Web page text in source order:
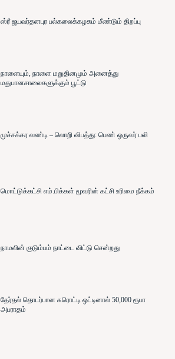
ஸ்ரீ ஜயவர்தனபுர பல்கலைக்கழகம் மீண்டும் திறப்பு
நாளையும், நாளை மறுதினமும் அனைத்து
மதுபானசாலைகளுக்கும் பூட்டு
முச்சக்கர வண்டி – லொறி விபத்து: பெண் ஒருவர் பலி
மொட்டுக்கட்சி எம்.பிக்கள் மூவரின் கட்சி உரிமை நீக்கம்
நாமலின் குடும்பம் நாட்டை விட்டு சென்றது
தேர்தல் தொடர்பான சுரொட்டி ஒட்டினால் 50,000 ரூபா
அபராதம்